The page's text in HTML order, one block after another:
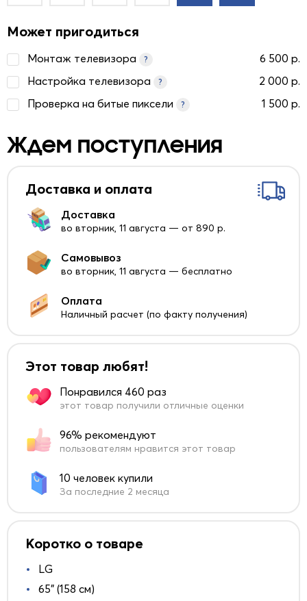
Может пригодиться
Монтаж телевизора ?
6 500 р.
Настройка телевизора
?
2 000 р.
Проверка на битые пиксели
? 1 500 р.
Ждем поступления
Доставка и оплата
Доставка
во вторник, 11 августа — от 890 р.
Самовывоз
во вторник, 11 августа — бесплатно
Оплата
Наличный расчет (по факту получения)
Этот товар любят!
Понравился 460 раз
этот товар получили отличные оценки
96% рекомендуют
пользователям нравится этот товар
10 человек купили
За последние 2 месяца
Коротко о товаре
LG
65" (158 см)